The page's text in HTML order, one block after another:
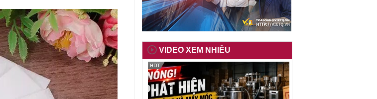
VIDEO XEM NHIỀU